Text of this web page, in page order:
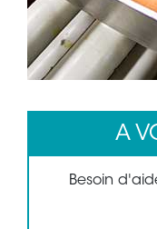
A
Besoin